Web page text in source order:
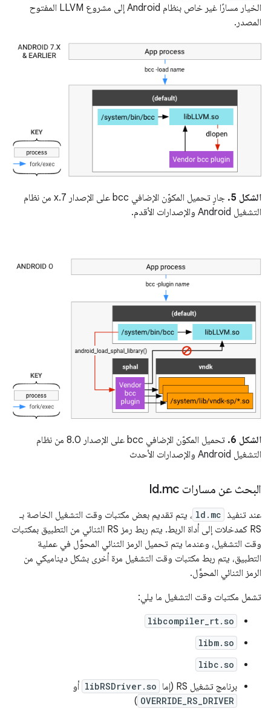
الخيار مسارًا غير خاص بنظام Android إلى مشروع LLVM المفتوح
المصدر.
الشكل 5.
جارٍ تحميل المكوّن الإضافي bcc على الإصدار 7.x من نظام
التشغيل Android والإصدارات الأقدم.
الشكل 6.
تحميل المكوّن الإضافي bcc على الإصدار 8.0 من نظام
التشغيل Android والإصدارات الأحدث
البحث عن مسارات ld .mc
عند تنفيذ ld.mc ، يتم تقديم بعض مكتبات وقت التشغيل الخاصة بـ
RS كمدخلات إلى أداة الربط. يتم ربط رمز RS الثنائي من التطبيق بمكتبات
وقت التشغيل، وعندما يتم تحميل الرمز الثنائي المحوَّل في عملية
التطبيق، يتم ربط مكتبات وقت التشغيل مرة أخرى بشكل ديناميكي من
الرمز الثنائي المحوَّل.
تشمل مكتبات وقت التشغيل ما يلي:
libcompiler_rt.so
libm.so
libc.so
برنامج تشغيل RS (إما libRSDriver.so أو
OVERRIDE_RS_DRIVER
)